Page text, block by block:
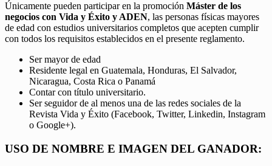
Únicamente pueden participar en la promoción Máster de los
negocios con Vida y Éxito y ADEN, las personas físicas mayores
de edad con estudios universitarios completos que acepten cumplir
con todos los requisitos establecidos en el presente reglamento.
Ser mayor de edad
Residente legal en Guatemala, Honduras, El Salvador,
Nicaragua, Costa Rica o Panamá
Contar con título universitario.
Ser seguidor de al menos una de las redes sociales de la
Revista Vida y Éxito (Facebook, Twitter, Linkedin, Instagram
o Google+).
USO DE NOMBRE E IMAGEN DEL GANADOR: